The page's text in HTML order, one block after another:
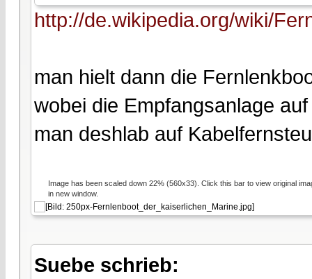
http://de.wikipedia.org/wiki/
man hielt dann die
wobei die Empfangsanlage
man deshlab auf
Image has been scaled down 22% (560x33). Click this bar to view original
in new window.
Suebe schrieb: